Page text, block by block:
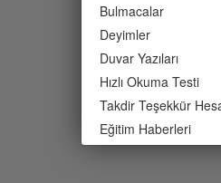
Bulmacalar
Deyimler
Duvar Yazıları
Hızlı Okuma Testi
Takdir Teşekkür
Eğitim Haberleri